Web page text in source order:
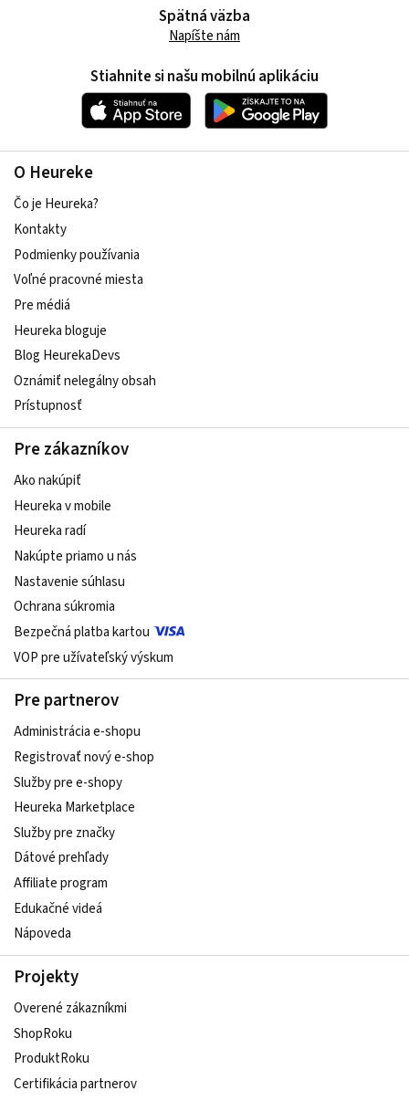
O Heureke
Čo je Heureka?
Kontakty
Podmienky používania
Voľné pracovné miesta
Pre médiá
Heureka bloguje
Blog HeurekaDevs
Oznámiť nelegálny obsah
Prístupnosť
Pre zákazníkov
Ako nakúpiť
Heureka v mobile
Heureka radí
Nakúpte priamo u nás
Nastavenie súhlasu
Ochrana súkromia
Bezpečná platba kartou
VOP pre užívateľský výskum
Pre partnerov
Administrácia e-shopu
Registrovať nový e-shop
Služby pre e‑shopy
Heureka Marketplace
Služby pre značky
Dátové prehľady
Affiliate program
Edukačné videá
Nápoveda
Projekty
Overené zákazníkmi
ShopRoku
ProduktRoku
Certifikácia partnerov
Spätná väzba
Napíšte nám
Stiahnite si našu mobilnú aplikáciu